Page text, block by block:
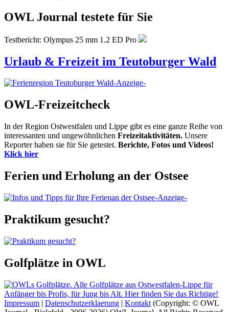
OWL Journal testete für Sie
Testbericht: Olympus 25 mm 1.2 ED Pro
Urlaub & Freizeit im Teutoburger Wald
-Anzeige-
OWL-Freizeitcheck
In der Region Ostwestfalen und Lippe gibt es eine ganze Reihe von
interessanten und ungewöhnlichen Freizeitaktivitäten. Unsere
Reporter haben sie für Sie getestet. Berichte, Fotos und Videos!
Klick hier
Ferien und Erholung an der Ostsee
-Anzeige-
Praktikum gesucht?
Golfplätze in OWL
Impressum | Datenschutzerklaerung | Kontakt (Copyright: © OWL